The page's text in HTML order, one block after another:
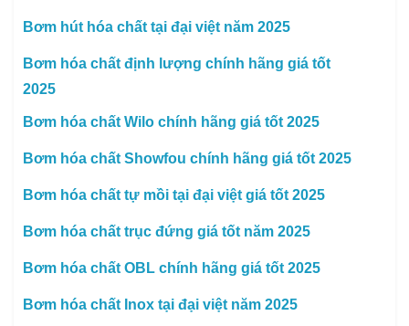
Bơm hút hóa chất tại đại việt năm 2025
Bơm hóa chất định lượng chính hãng giá tốt
2025
Bơm hóa chất Wilo chính hãng giá tốt 2025
Bơm hóa chất Showfou chính hãng giá tốt 2025
Bơm hóa chất tự mồi tại đại việt giá tốt 2025
Bơm hóa chất trục đứng giá tốt năm 2025
Bơm hóa chất OBL chính hãng giá tốt 2025
Bơm hóa chất Inox tại đại việt năm 2025